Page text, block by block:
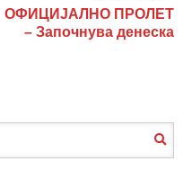
ОФИЦИЈАЛНО ПРОЛЕТ
– Започнува денеска